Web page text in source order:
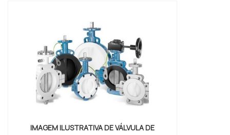
IMAGEM ILUSTRATIVA DE VÁLVULA DE